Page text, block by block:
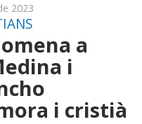
2023
a
i
i cristià